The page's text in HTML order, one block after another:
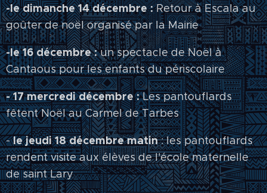
-le dimanche 14 décembre :Retour à Escala au
goûter de noël organisé par la Mairie
-le 16 décembre :un spectacle de Noël à
Cantaous pour les enfants du périscolaire
- 17 mercredi décembre :Les pantouflards
fêtent Noël au Carmel de Tarbes
-le jeudi 18 décembre matin: les pantouflards
rendent visite aux élèves de l'école maternelle
de saint Lary